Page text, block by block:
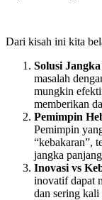
Dari kisah ini kita
Solusi
masalah
mungkin
memberikan
Pemimpin
Pemimpin
“kebakaran”,
jangka
Inovasi vs
inovatif dapat
dan sering kali